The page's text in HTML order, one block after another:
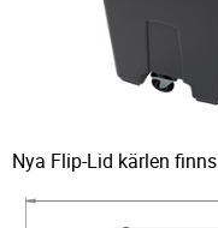
Nya Flip-Lid kärlen